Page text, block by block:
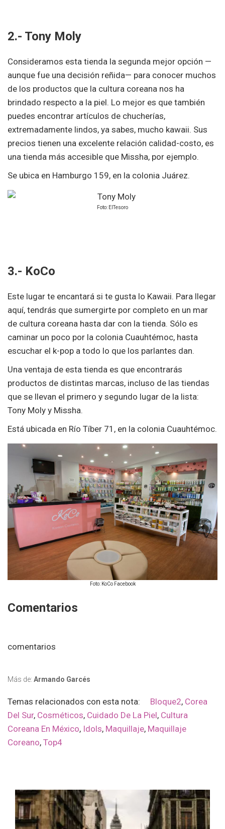
2.- Tony Moly
Consideramos esta tienda la segunda mejor opción —
aunque fue una decisión reñida— para conocer muchos
de los productos que la cultura coreana nos ha
brindado respecto a la piel. Lo mejor es que también
puedes encontrar artículos de chucherías,
extremadamente lindos, ya sabes, mucho kawaii. Sus
precios tienen una excelente relación calidad-costo, es
una tienda más accesible que Missha, por ejemplo.
Se ubica en Hamburgo 159, en la colonia Juárez.
Foto: ElTesoro
3.- KoCo
Este lugar te encantará si te gusta lo Kawaii. Para llegar
aquí, tendrás que sumergirte por completo en un mar
de cultura coreana hasta dar con la tienda. Sólo es
caminar un poco por la colonia Cuauhtémoc, hasta
escuchar el k-pop a todo lo que los parlantes dan.
Una ventaja de esta tienda es que encontrarás
productos de distintas marcas, incluso de las tiendas
que se llevan el primero y segundo lugar de la lista:
Tony Moly y Missha.
Está ubicada en Río Tíber 71, en la colonia Cuauhtémoc.
Foto: KoCo Facebook
Comentarios
comentarios
Más de: Armando Garcés
Temas relacionados con esta nota: Bloque2, Corea
Del Sur, Cosméticos, Cuidado De La Piel, Cultura
Coreana En México, Idols, Maquillaje, Maquillaje
Coreano, Top4